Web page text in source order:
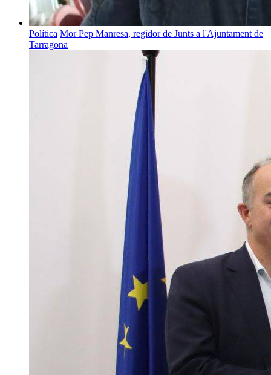
Política Mor Pep Manresa, regidor de Junts a l'Ajuntament de
Tarragona